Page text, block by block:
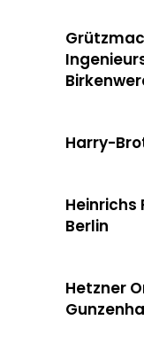
Harry-
Heinrichs
Berlin
Hetzner